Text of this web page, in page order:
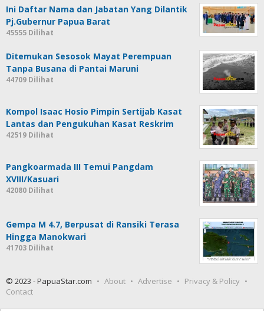
Ini Daftar Nama dan Jabatan Yang Dilantik
Pj.Gubernur Papua Barat
45555 Dilihat
Ditemukan Sesosok Mayat Perempuan
Tanpa Busana di Pantai Maruni
44709 Dilihat
Kompol Isaac Hosio Pimpin Sertijab Kasat
Lantas dan Pengukuhan Kasat Reskrim
42519 Dilihat
Pangkoarmada III Temui Pangdam
XVIII/Kasuari
42080 Dilihat
Gempa M 4.7, Berpusat di Ransiki Terasa
Hingga Manokwari
41703 Dilihat
© 2023 - PapuaStar.com About Advertise
Privacy & Policy
Contact